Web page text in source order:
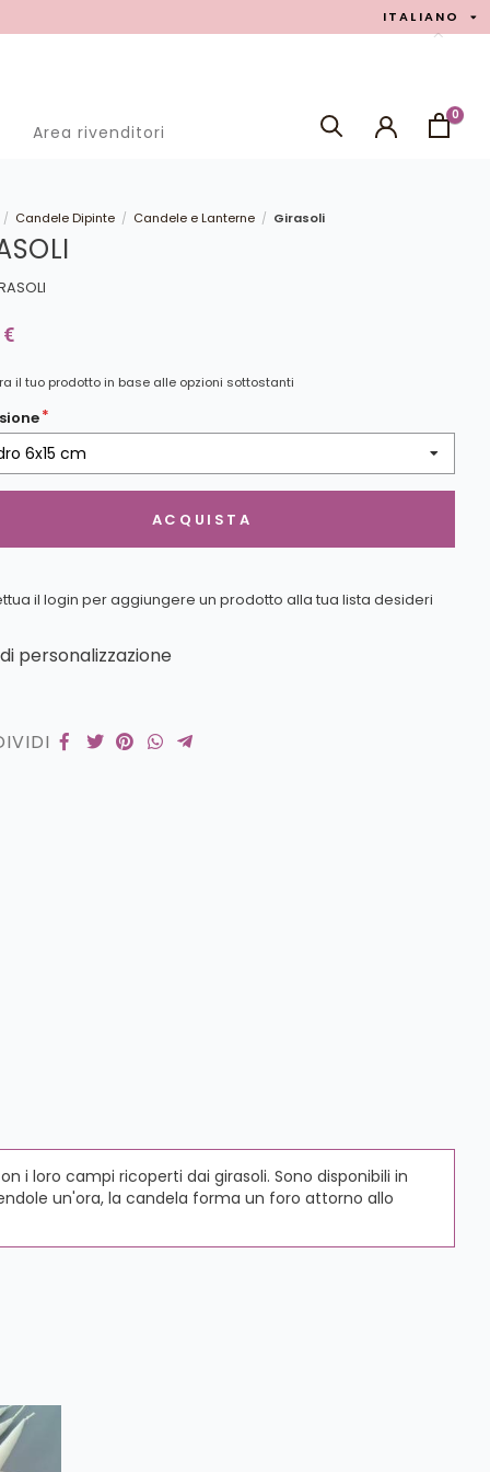
ITALIANO
0
Area rivenditori
/ Candele Dipinte / Candele e Lanterne / Girasoli
il tuo prodotto in base alle opzioni sottostanti
6x15 cm
ACQUISTA
il login per aggiungere un prodotto alla tua lista desideri
personalizzazione
i loro campi ricoperti dai girasoli. Sono disponibili in
un'ora, la candela forma un foro attorno allo